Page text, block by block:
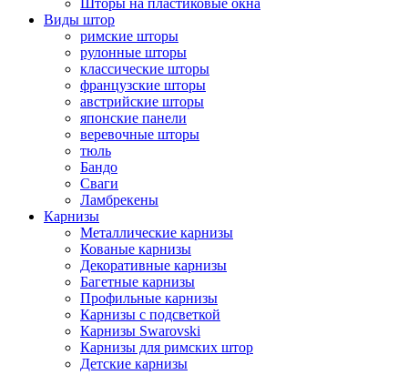
Виды штор
римские шторы
рулонные шторы
классические шторы
французские шторы
австрийские шторы
японские панели
веревочные шторы
тюль
Бандо
Сваги
Ламбрекены
Карнизы
Металлические карнизы
Кованые карнизы
Декоративные карнизы
Багетные карнизы
Профильные карнизы
Карнизы с подсветкой
Карнизы Swarovski
Карнизы для римских штор
Детские карнизы